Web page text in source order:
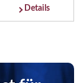
Details